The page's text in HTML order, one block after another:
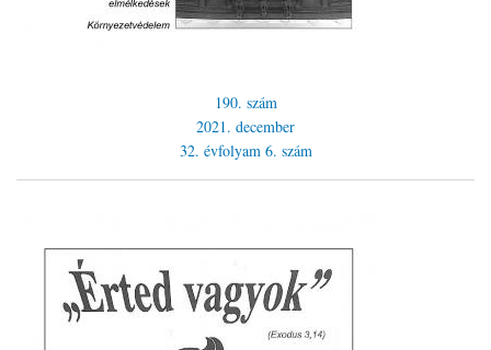
190. szám
2021. december
32. évfolyam 6. szám